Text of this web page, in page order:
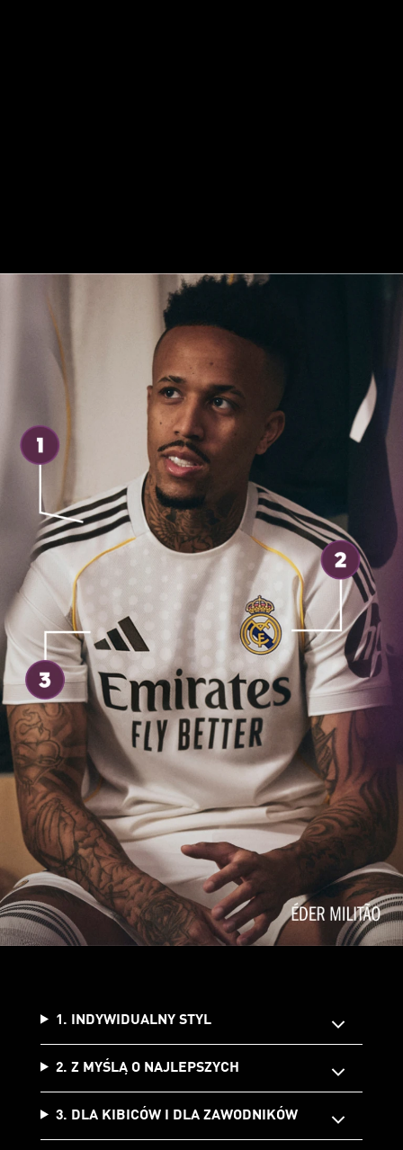
1. INDYWIDUALNY STYL
2. Z MYŚLĄ O NAJLEPSZYCH
3. DLA KIBICÓW I DLA ZAWODNIKÓW